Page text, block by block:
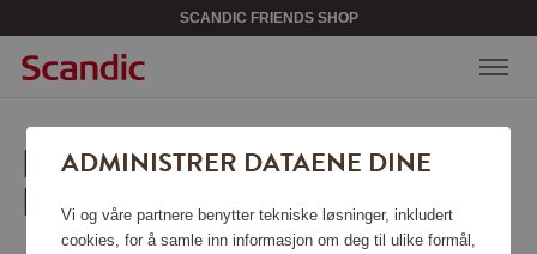
SCANDIC FRIENDS SHOP
BEKLAGER, SIDEN KAN
IKKE FINNES.
ADMINISTRER DATAENE DINE
Vi og våre partnere benytter tekniske løsninger, inkludert
cookies, for å samle inn informasjon om deg til ulike formål,